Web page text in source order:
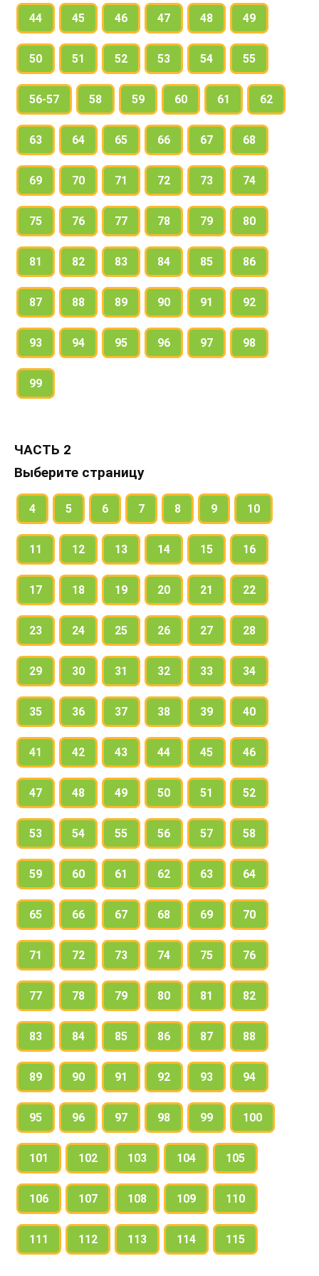
его периметр и вырази его в сантиметрах.
44 45 46 47 48 49
50 51 52 53 54 55
56-57 58 59 60 61 62
63 64 65 66 67 68
69 70 71 72 73 74
75 76 77 78 79 80
81 82 83 84 85 86
87 88 89 90 91 92
93 94 95 96 97 98
99
ЧАСТЬ 2
Выберите страницу
4 5 6 7 8 9 10
11 12 13 14 15 16
17 18 19 20 21 22
23 24 25 26 27 28
29 30 31 32 33 34
35 36 37 38 39 40
41 42 43 44 45 46
47 48 49 50 51 52
53 54 55 56 57 58
59 60 61 62 63 64
65 66 67 68 69 70
71 72 73 74 75 76
77 78 79 80 81 82
83 84 85 86 87 88
89 90 91 92 93 94
95 96 97 98 99 100
101 102 103 104 105
106 107 108 109 110
111 112 113 114 115